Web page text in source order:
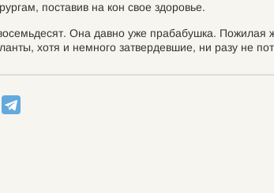
поставив на кон свое здоровье.
Она давно уже прабабушка. Пожилая
хотя и немного затвердевшие, ни разу не